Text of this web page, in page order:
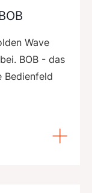
Wave
BOB - das
Bedienfeld